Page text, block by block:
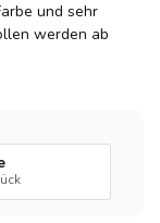
und sehr
werden ab